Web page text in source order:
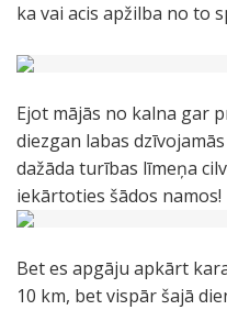
ka vai acis apžilba no to
Ejot mājās no kalna gar
diezgan labas
dažāda turības līmeņa
iekārtoties šādos namos!
Bet es apgāju apkārt
10 km, bet vispār šajā